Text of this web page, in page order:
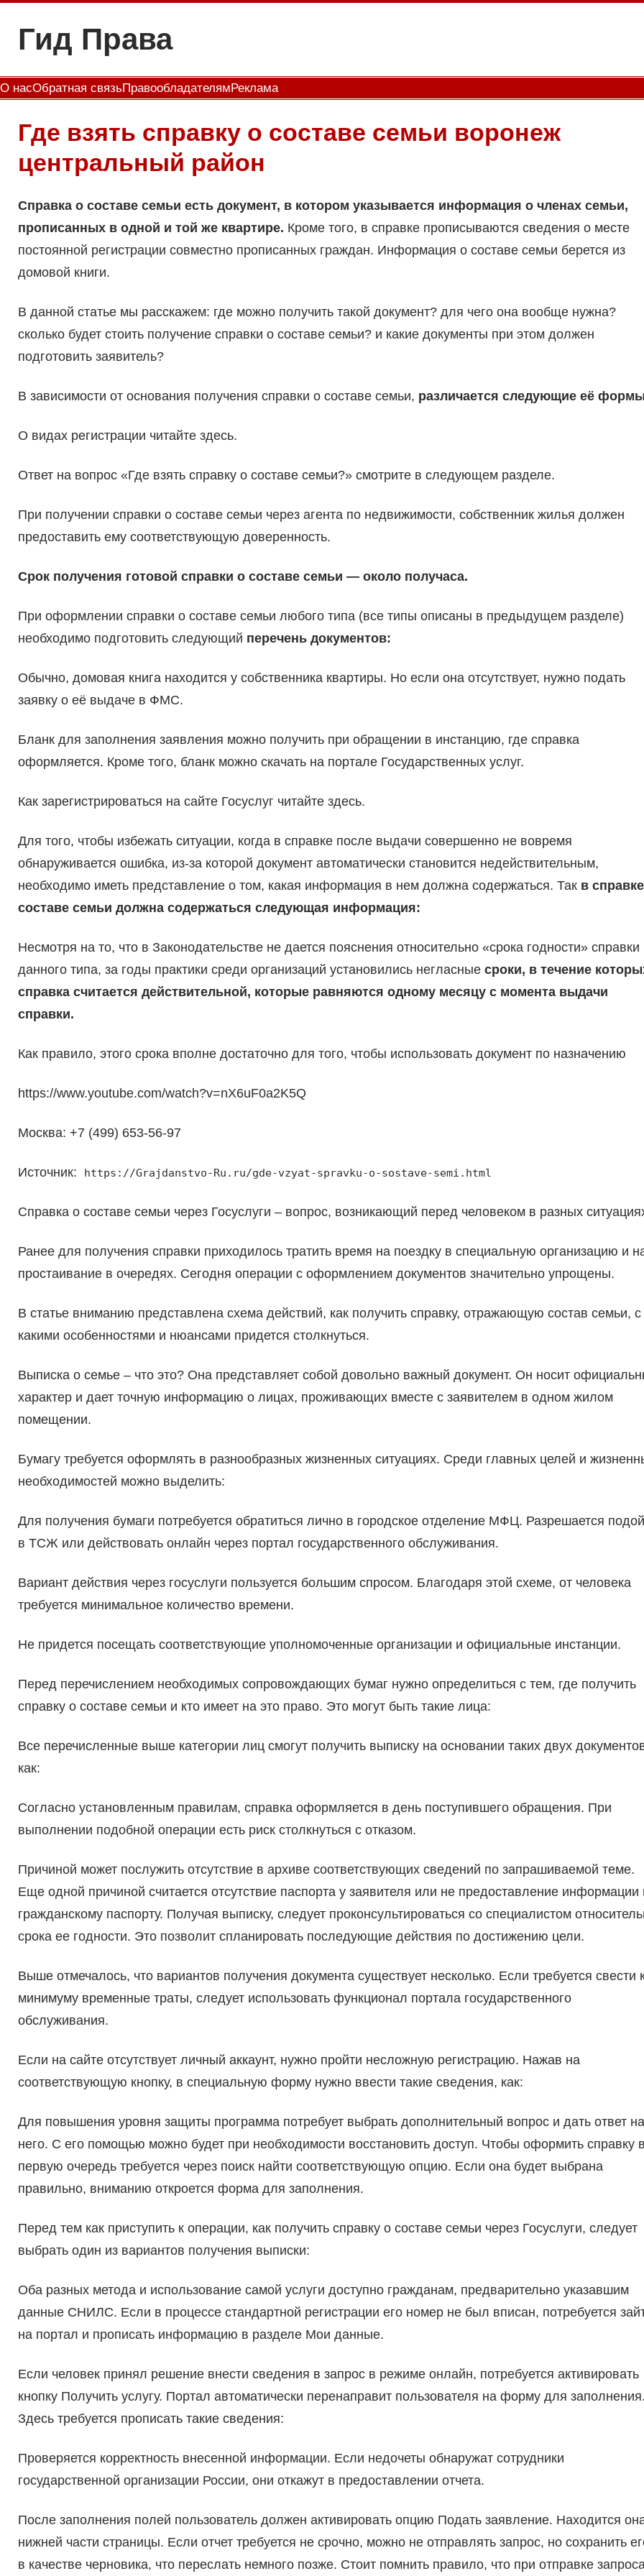
содержимому
Гид Права
О насОбратная связьПравообладателямРеклама
Где взять справку о составе семьи воронеж
центральный район
Справка о составе семьи есть документ, в котором указывается информация о членах семьи,
прописанных в одной и той же квартире. Кроме того, в справке прописываются сведения о месте
постоянной регистрации совместно прописанных граждан. Информация о составе семьи берется из
домовой книги.
В данной статье мы расскажем: где можно получить такой документ? для чего она вообще нужна?
сколько будет стоить получение справки о составе семьи? и какие документы при этом должен
подготовить заявитель?
В зависимости от основания получения справки о составе семьи, различается следующие её
О видах регистрации читайте здесь.
Ответ на вопрос «Где взять справку о составе семьи?» смотрите в следующем разделе.
При получении справки о составе семьи через агента по недвижимости, собственник жилья должен
предоставить ему соответствующую доверенность.
Срок получения готовой справки о составе семьи — около получаса.
При оформлении справки о составе семьи любого типа (все типы описаны в предыдущем разделе)
необходимо подготовить следующий перечень документов:
Обычно, домовая книга находится у собственника квартиры. Но если она отсутствует, нужно подать
заявку о её выдаче в ФМС.
Бланк для заполнения заявления можно получить при обращении в инстанцию, где справка
оформляется. Кроме того, бланк можно скачать на портале Государственных услуг.
Как зарегистрироваться на сайте Госуслуг читайте здесь.
Для того, чтобы избежать ситуации, когда в справке после выдачи совершенно не вовремя
обнаруживается ошибка, из-за которой документ автоматически становится недействительным,
необходимо иметь представление о том, какая информация в нем должна содержаться. Так в
составе семьи должна содержаться следующая информация:
Несмотря на то, что в Законодательстве не дается пояснения относительно «срока годности» справки
данного типа, за годы практики среди организаций установились негласные сроки, в течение
справка считается действительной, которые равняются одному месяцу с момента выдачи
справки.
Как правило, этого срока вполне достаточно для того, чтобы использовать документ по назначению
https://www.youtube.com/watch?v=nX6uF0a2K5Q
Москва: +7 (499) 653-56-97
Источник: https://Grajdanstvo-Ru.ru/gde-vzyat-spravku-o-sostave-semi.html
Справка о составе семьи через Госуслуги – вопрос, возникающий перед человеком в разных
Ранее для получения справки приходилось тратить время на поездку в специальную организацию и
простаивание в очередях. Сегодня операции с оформлением документов значительно упрощены.
В статье вниманию представлена схема действий, как получить справку, отражающую состав семьи, с
какими особенностями и нюансами придется столкнуться.
Выписка о семье – что это? Она представляет собой довольно важный документ. Он носит
характер и дает точную информацию о лицах, проживающих вместе с заявителем в одном жилом
помещении.
Бумагу требуется оформлять в разнообразных жизненных ситуациях. Среди главных целей и
необходимостей можно выделить:
Для получения бумаги потребуется обратиться лично в городское отделение МФЦ. Разрешается
в ТСЖ или действовать онлайн через портал государственного обслуживания.
Вариант действия через госуслуги пользуется большим спросом. Благодаря этой схеме, от человека
требуется минимальное количество времени.
Не придется посещать соответствующие уполномоченные организации и официальные инстанции.
Перед перечислением необходимых сопровождающих бумаг нужно определиться с тем, где получить
справку о составе семьи и кто имеет на это право. Это могут быть такие лица:
Все перечисленные выше категории лиц смогут получить выписку на основании таких двух
как:
Согласно установленным правилам, справка оформляется в день поступившего обращения. При
выполнении подобной операции есть риск столкнуться с отказом.
Причиной может послужить отсутствие в архиве соответствующих сведений по запрашиваемой теме.
Еще одной причиной считается отсутствие паспорта у заявителя или не предоставление информации
гражданскому паспорту. Получая выписку, следует проконсультироваться со специалистом
срока ее годности. Это позволит спланировать последующие действия по достижению цели.
Выше отмечалось, что вариантов получения документа существует несколько. Если требуется свести
минимуму временные траты, следует использовать функционал портала государственного
обслуживания.
Если на сайте отсутствует личный аккаунт, нужно пройти несложную регистрацию. Нажав на
соответствующую кнопку, в специальную форму нужно ввести такие сведения, как:
Для повышения уровня защиты программа потребует выбрать дополнительный вопрос и дать ответ на
него. С его помощью можно будет при необходимости восстановить доступ. Чтобы оформить справку
первую очередь требуется через поиск найти соответствующую опцию. Если она будет выбрана
правильно, вниманию откроется форма для заполнения.
Перед тем как приступить к операции, как получить справку о составе семьи через Госуслуги, следует
выбрать один из вариантов получения выписки:
Оба разных метода и использование самой услуги доступно гражданам, предварительно указавшим
данные СНИЛС. Если в процессе стандартной регистрации его номер не был вписан, потребуется
на портал и прописать информацию в разделе Мои данные.
Если человек принял решение внести сведения в запрос в режиме онлайн, потребуется активировать
кнопку Получить услугу. Портал автоматически перенаправит пользователя на форму для
Здесь требуется прописать такие сведения:
Проверяется корректность внесенной информации. Если недочеты обнаружат сотрудники
государственной организации России, они откажут в предоставлении отчета.
После заполнения полей пользователь должен активировать опцию Подать заявление. Находится
нижней части страницы. Если отчет требуется не срочно, можно не отправлять запрос, но сохранить
в качестве черновика, что переслать немного позже. Стоит помнить правило, что при отправке